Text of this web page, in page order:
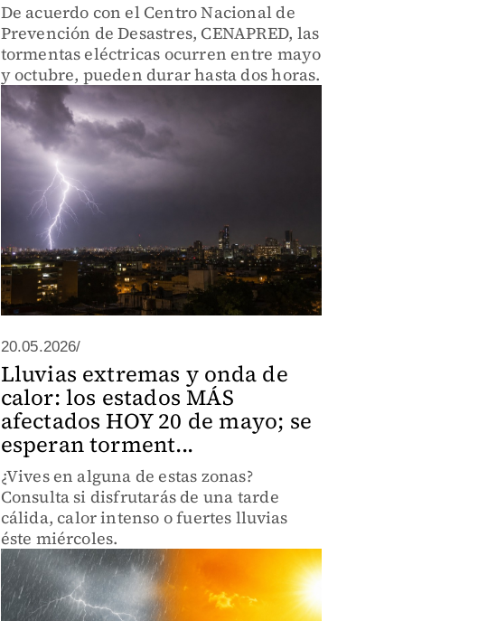
De acuerdo con el Centro Nacional de
Prevención de Desastres, CENAPRED, las
tormentas eléctricas ocurren entre mayo
y octubre, pueden durar hasta dos horas.
20.05.2026/
Lluvias extremas y onda de
calor: los estados MÁS
afectados HOY 20 de mayo; se
esperan torment...
¿Vives en alguna de estas zonas?
Consulta si disfrutarás de una tarde
cálida, calor intenso o fuertes lluvias
éste miércoles.